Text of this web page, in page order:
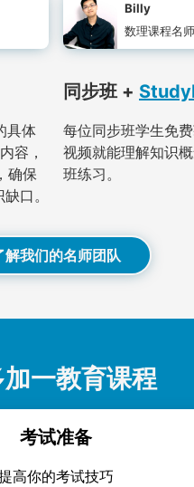
Billy
数理课程名师
具体
容，
确保
口。
同步班 +
每位同步班学生免
视频就能理解知识
班练习。
解我们的名师团队
一教育课程
考试准备
高你的考试技巧